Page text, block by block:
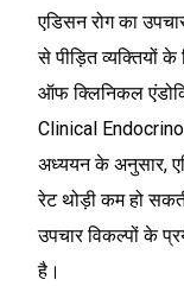
एडिसन रोग का
से पीड़ित व्यक्तियों के
ऑफ क्लिनिकल
Clinical
अध्ययन के अनुसार,
रेट थोड़ी कम हो
उपचार विकल्पों के
है।